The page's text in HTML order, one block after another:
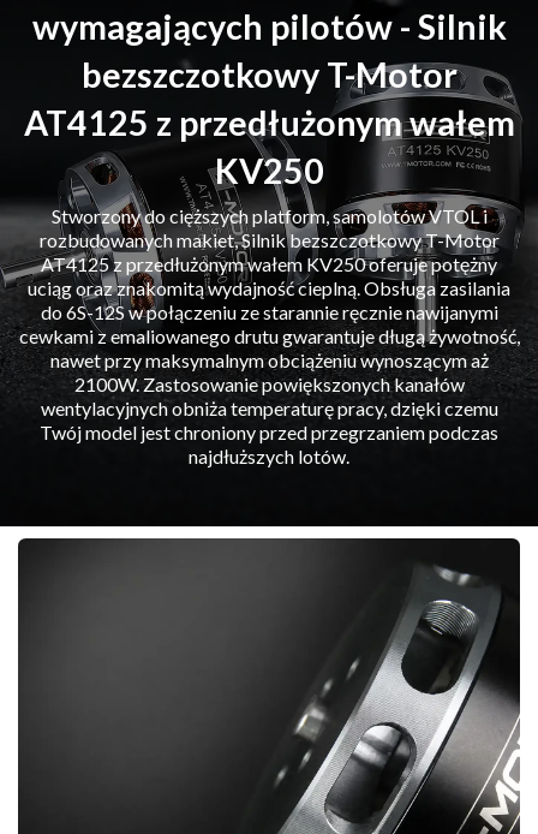
wymagających pilotów - Silnik
bezszczotkowy T-Motor
AT4125 z przedłużonym wałem
KV250
Stworzony do cięższych platform, samolotów VTOL i
rozbudowanych makiet, Silnik bezszczotkowy T-Motor
AT4125 z przedłużonym wałem KV250 oferuje potężny
uciąg oraz znakomitą wydajność cieplną. Obsługa zasilania
do 6S-12S w połączeniu ze starannie ręcznie nawijanymi
cewkami z emaliowanego drutu gwarantuje długą żywotność,
nawet przy maksymalnym obciążeniu wynoszącym aż
2100W. Zastosowanie powiększonych kanałów
wentylacyjnych obniża temperaturę pracy, dzięki czemu
Twój model jest chroniony przed przegrzaniem podczas
najdłuższych lotów.